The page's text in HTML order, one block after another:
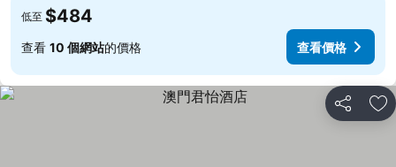
低至 $484
查看 10 個網站的價格 查看價格
分享 放